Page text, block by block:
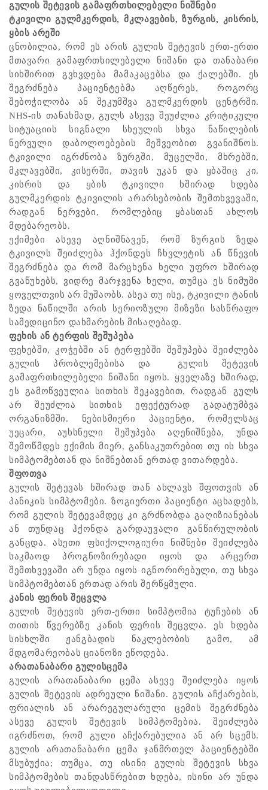
გულის შეტევის გამაფრთხილებელი ნიშნები
ტკივილი გულმკერდის, მკლავების, ზურგის, კისრის,
ყბის არეში
ცნობილია, რომ ეს არის გულის შეტევის ერთ-ერთი
მთავარი გამაფრთხილებელი ნიშანი და თანაბარი
სიხშირით გვხვდება მამაკაცებსა და ქალებში. ეს
შეგრძნება პაციენტებმა აღწერეს, როგორც
შებოჭილობა ან შეკუმშვა გულმკერდის ცენტრში.
NHS-ის თანახმად, გულს ასევე შეუძლია კრიტიკული
სიტუაციის სიგნალი სხეულის სხვა ნაწილების
ნერვული დაბოლოებების მეშვეობით გვანიშნოს.
ტკივილი იგრძნობა ზურგში, მუცელში, მხრებში,
მკლავებში, კისერში, თავის უკან და ყბაშიც კი.
კისრის და ყბის ტკივილი ხშირად ხდება
გულმკერდის ტკივილის არარსებობის შემთხვევაში,
რადგან ნერვები, რომლებიც ყბასთან ახლოს
მდებარეობს.
ექიმები ასევე აღნიშნავენ, რომ ზურგის ზედა
ტკივილს შეიძლება ჰქონდეს ჩხვლეტის ან წნევის
შეგრძნება და რომ მარცხენა ხელი უფრო ხშირად
გვაწუხებს, ვიდრე მარჯვენა ხელი, თუმცა ეს ნიმუში
ყოველთვის არ მუშაობს. ასეა თუ ისე, ტკივილი ტანის
ზედა ნაწილში არის სერიოზული მიზეზი სასწრაფო
სამედიცინო დახმარების მისაღებად.
ფეხის ან ტერფის შეშუპება
ფეხებში, კოჭებში ან ტერფებში შეშუპება შეიძლება
გულის პრობლემებისა და გულის შეტევის
გამაფრთხილებელი ნიშანი იყოს. ყველაზე ხშირად,
ეს გამოწვეულია სითხის შეკავებით, რადგან გულს
არ შეუძლია სითხის ეფექტურად გადატუმბვა
ორგანიზმში. ნებისმიერი პაციენტი, რომელსაც
უეცარი, აუხსნელი შეშუპება აღენიშნება, უნდა
შემოწმდეს ექიმის მიერ, განსაკუთრებით თუ ის სხვა
სიმპტომებთან და ნიშნებთან ერთად ვითარდება.
შფოთვა
გულის შეტევას ხშირად თან ახლავს შფოთვის ან
პანიკის სიმპტომები. ზოგიერთი პაციენტი აცხადებს,
რომ გულის შეტევამდეც კი გრძნობდა გაღიზიანებას
ან თუნდაც ჰქონდა გარდაუვალი განწირულობის
განცდა. ასეთი ფსიქოლოგიური ნიშნები შეიძლება
საკმაოდ პროგნოზირებადი იყოს და არცერთ
შემთხვევაში არ უნდა იყოს იგნორირებული, თუ სხვა
სიმპტომებთან ერთად არის შერწყმული.
კანის ფერის შეცვლა
გულის შეტევის ერთ-ერთი სიმპტომია ტუჩების ან
თითის წვერებზე კანის ფერის შეცვლა. ეს ხდება
სისხლში ჟანგბადის ნაკლებობის გამო, ამ
მდგომარეობას ციანოზი ეწოდება.
არათანაბარი გულისცემა
გულის არათანაბარი ცემა ასევე შეიძლება იყოს
გულის შეტევის ადრეული ნიშანი. გულის აჩქარების,
ფრიალის ან არარეგულარული ცემის შეგრძნება
ასევე გულის შეტევის სიმპტომებია. შეიძლება
იგრძნოთ, რომ გული აჩქარებულია ან არ სცემს.
გულის არათანაბარი ცემა ჯანმრთელ პაციენტებში
მსუბუქია; თუმცა, თუ ისინი გულის შეტევის სხვა
სიმპტომების თანდასწრებით ხდება, ისინი არ უნდა